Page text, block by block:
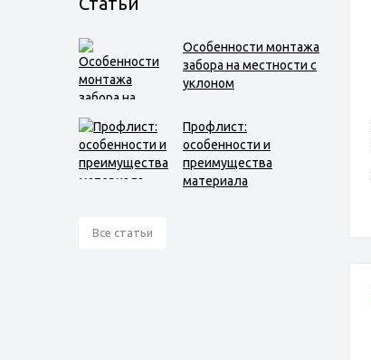
Особенности монтажа
забора на местности с
уклоном
Профлист:
особенности и
преимущества
материала
Все статьи